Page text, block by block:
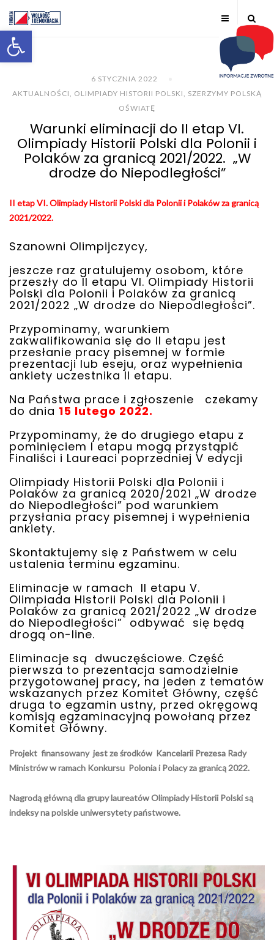
Otwórz pasek narzędzi
6 STYCZNIA 2022
AKTUALNOŚCI, OLIMPIADY HISTORII POLSKI, SZERZYMY POLSKĄ
OŚWIATĘ
Warunki eliminacji do II etap VI.
Olimpiady Historii Polski dla Polonii i
Polaków za granicą 2021/2022. „W
drodze do Niepodległości”
II etap VI. Olimpiady Historii Polski dla Polonii i Polaków za granicą
2021/2022.
Szanowni Olimpijczycy,
jeszcze raz gratulujemy osobom, które
przeszły do II etapu VI. Olimpiady Historii
Polski dla Polonii i Polaków za granicą
2021/2022 „W drodze do Niepodległości”.
Przypominamy, warunkiem
zakwalifikowania się do II etapu jest
przesłanie pracy pisemnej w formie
prezentacji lub eseju, oraz wypełnienia
ankiety uczestnika II etapu.
Na Państwa prace i zgłoszenie czekamy
do dnia 15 lutego 2022.
Przypominamy, że do drugiego etapu z
pominięciem I etapu mogą przystąpić
Finaliści i Laureaci poprzedniej V edycji
Olimpiady Historii Polski dla Polonii i
Polaków za granicą 2020/2021 „W drodze
do Niepodległości” pod warunkiem
przysłania pracy pisemnej i wypełnienia
ankiety.
Skontaktujemy się z Państwem w celu
ustalenia terminu egzaminu.
Eliminacje w ramach II etapu V.
Olimpiada Historii Polski dla Polonii i
Polaków za granicą 2021/2022 „W drodze
do Niepodległości” odbywać się będą
drogą on-line.
Eliminacje są dwuczęściowe. Część
pierwsza to prezentacja samodzielnie
przygotowanej pracy, na jeden z tematów
wskazanych przez Komitet Główny, część
druga to egzamin ustny, przed okręgową
komisją egzaminacyjną powołaną przez
Komitet Główny.
Projekt finansowany jest ze środków Kancelarii Prezesa Rady
Ministrów w ramach Konkursu Polonia i Polacy za granicą 2022.
Nagrodą główną dla grupy laureatów Olimpiady Historii Polski są
indeksy na polskie uniwersytety państwowe.